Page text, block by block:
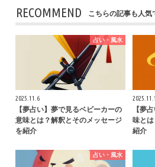
RECOMMEND こちらの記事も人気
占い・風水
2025.11.6
【夢占い】夢で見るベビーカーの
意味とは？解釈とそのメッセージ
を紹介
【夢
味と
紹介
占い・風水